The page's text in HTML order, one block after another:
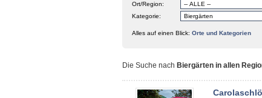
Ort/Region:
Kategorie:
Alles auf einen Blick: Orte und Kategorien
Die Suche nach Biergärten in allen